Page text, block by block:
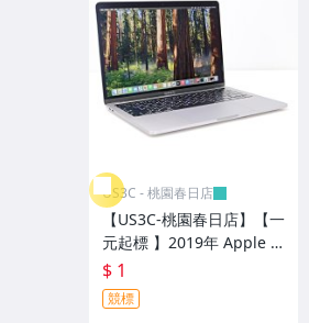
運動攝影機 (各大品牌)
閃光燈器材 (各大品牌)
其他攝影周邊器材配件
電玩主機 (任天堂 系列
耳機 & 喇叭 & 音響專區
US3C - 桃園春日店
【US3C-桃園春日店】【一
元起標 】2019年 Apple M
acBook Pro Retina 13吋 T
B i5 1.4G 8G 256G SSD
太空灰
$ 1
競標